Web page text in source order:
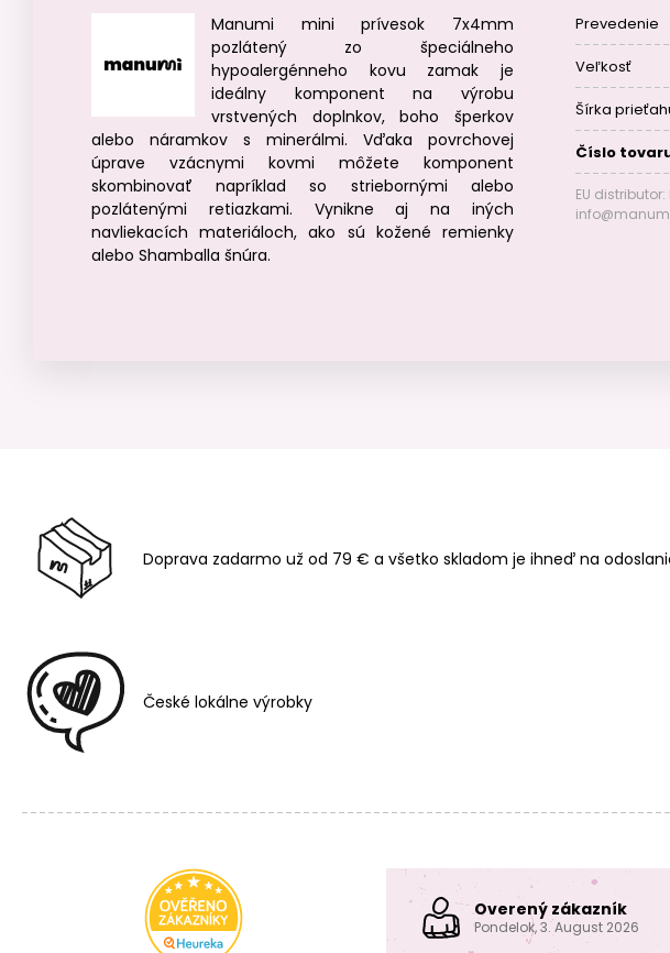
Manumi mini prívesok 7x4mm
pozlátený zo špeciálneho
hypoalergénneho kovu zamak je
ideálny komponent na výrobu
vrstvených doplnkov, boho šperkov
alebo náramkov s minerálmi. Vďaka povrchovej
úprave vzácnymi kovmi môžete komponent
skombinovať napríklad so striebornými alebo
pozlátenými retiazkami. Vynikne aj na iných
navliekacích materiáloch, ako sú kožené remienky
alebo Shamballa šnúra.
Prevedenie
Veľkosť
Šírka
Číslo
EU
Doprava zadarmo už od 79 € a všetko skladom je ihneď na
České lokálne výrobky
Overený zákazník
Pondelok, 3. August 2026